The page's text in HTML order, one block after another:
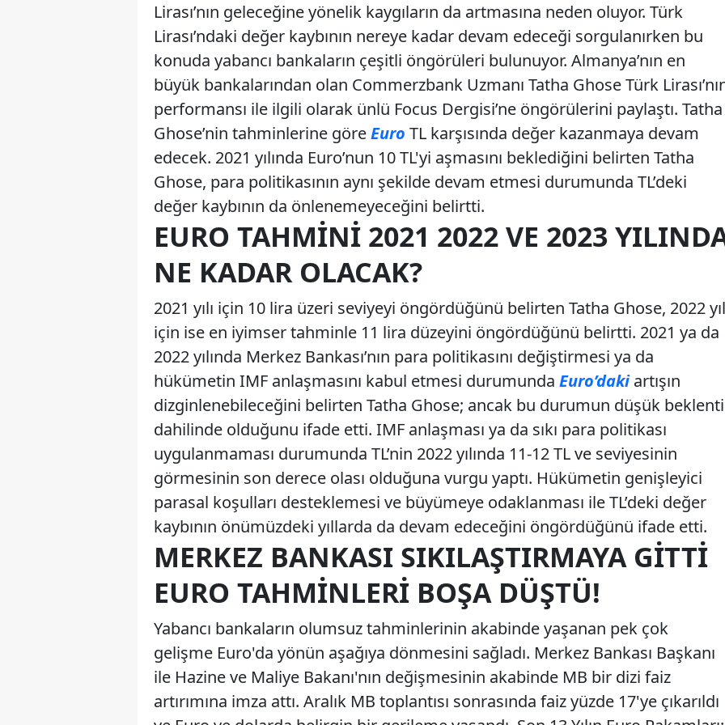
Lirası’nın geleceğine yönelik kaygıların da artmasına neden oluyor. Türk
Lirası’ndaki değer kaybının nereye kadar devam edeceği sorgulanırken bu
konuda yabancı bankaların çeşitli öngörüleri bulunuyor. Almanya’nın en
büyük bankalarından olan Commerzbank Uzmanı Tatha Ghose Türk
performansı ile ilgili olarak ünlü Focus Dergisi’ne öngörülerini paylaştı. Tatha
Ghose’nin tahminlerine göreEuro TL karşısında değer kazanmaya devam
edecek. 2021 yılında Euro’nun 10 TL'yi aşmasını beklediğini belirten Tatha
Ghose, para politikasının aynı şekilde devam etmesi durumunda TL’deki
değer kaybının da önlenemeyeceğini belirtti.
EURO TAHMINI 2021 2022 VE 2023
NE KADAR OLACAK?
2021 yılı için 10 lira üzeri seviyeyi öngördüğünü belirten Tatha Ghose, 2022
için ise en iyimser tahminle 11 lira düzeyini öngördüğünü belirtti. 2021 ya da
2022 yılında Merkez Bankası’nın para politikasını değiştirmesi ya da
hükümetin IMF anlaşmasını kabul etmesi durumunda Euro’dakiartışın
dizginlenebileceğini belirten Tatha Ghose; ancak bu durumun düşük beklenti
dahilinde olduğunu ifade etti. IMF anlaşması ya da sıkı para politikası
uygulanmaması durumunda TL’nin 2022 yılında 11-12 TL ve seviyesinin
görmesinin son derece olası olduğuna vurgu yaptı. Hükümetin genişleyici
parasal koşulları desteklemesi ve büyümeye odaklanması ile TL’deki değer
kaybının önümüzdeki yıllarda da devam edeceğini öngördüğünü ifade etti.
MERKEZ BANKASI SIKILAŞTIRMAYA GITTI
EURO TAHMINLERI BOŞA DÜŞTÜ!
Yabancı bankaların olumsuz tahminlerinin akabinde yaşanan pek çok
gelişme Euro'da yönün aşağıya dönmesini sağladı. Merkez Bankası Başkanı
ile Hazine ve Maliye Bakanı'nın değişmesinin akabinde MB bir dizi faiz
artırımına imza attı. Aralık MB toplantısı sonrasında faiz yüzde 17'ye çıkarıldı